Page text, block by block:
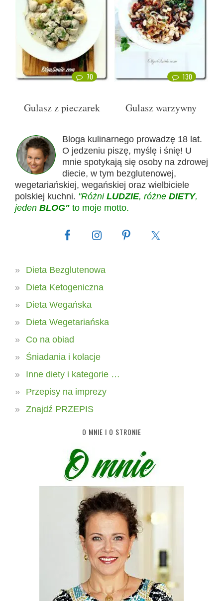
70
Gulasz z pieczarek
130
Gulasz warzywny
Bloga kulinarnego prowadzę 18 lat.
O jedzeniu piszę, myślę i śnię! U
mnie spotykają się osoby na zdrowej
diecie, w tym bezglutenowej,
wegetariańskiej, wegańskiej oraz wielbiciele
polskiej kuchni. "Różni LUDZIE, różne DIETY,
jeden BLOG" to moje motto.
Dieta Bezglutenowa
Dieta Ketogeniczna
Dieta Wegańska
Dieta Wegetariańska
Co na obiad
Śniadania i kolacje
Inne diety i kategorie …
Przepisy na imprezy
Znajdź PRZEPIS
O MNIE I O STRONIE